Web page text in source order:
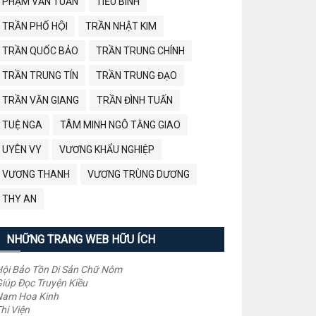
TRẦN PHỐ HỘI TRẦN NHẬT KIM
TRẦN QUỐC BẢO TRẦN TRUNG CHÍNH
TRẦN TRUNG TÍN TRẦN TRUNG ĐẠO
TRẦN VĂN GIANG TRẦN ĐÌNH TUẤN
TUỆ NGA TÂM MINH NGÔ TẰNG GIAO
UYÊN VY VƯƠNG KHẨU NGHIỆP
VƯƠNG THANH VƯƠNG TRÙNG DƯƠNG
THY AN
NHỮNG TRANG WEB HỮU ÍCH
Bảo Tồn Di Sản Chữ Nôm
Đọc Truyện Kiều
Hoa Kinh
Viện